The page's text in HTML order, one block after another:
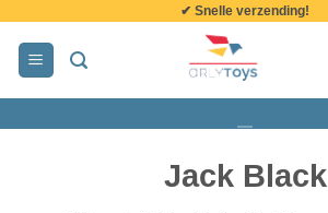
inhoud
✔ Snelle verzending!
Jack Black